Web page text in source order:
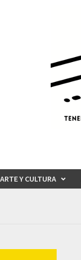
ARTE Y CULTURA